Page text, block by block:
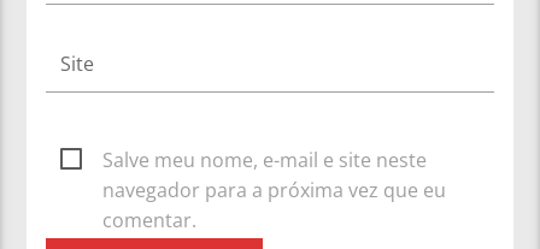
Salve meu nome, e-mail e site neste
navegador para a próxima vez que eu
comentar.